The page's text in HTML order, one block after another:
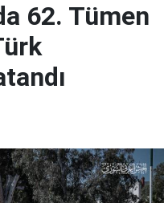
62. Tümen